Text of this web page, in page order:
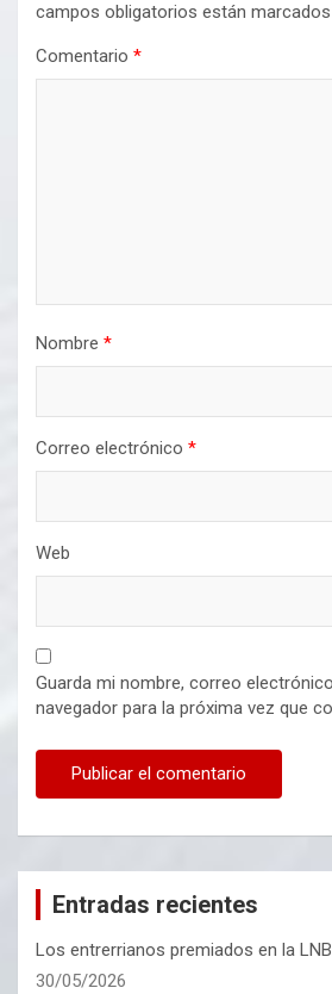
campos obligatorios están
Comentario *
Nombre *
Correo electrónico *
Web
Guarda mi nombre, correo
navegador para la próxima vez que
Entradas recientes
Los entrerrianos premiados en la LNB
30/05/2026